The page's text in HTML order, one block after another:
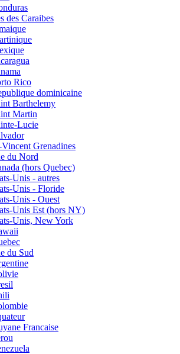
des Caraibes
Rico
dominicaine
Barthelemy
Martin
Lucie
Vincent Grenadines
du Nord
(hors Quebec)
Unis - autres
Unis - Floride
Unis - Ouest
Unis Est (hors NY)
Unis, New York
du Sud
Francaise